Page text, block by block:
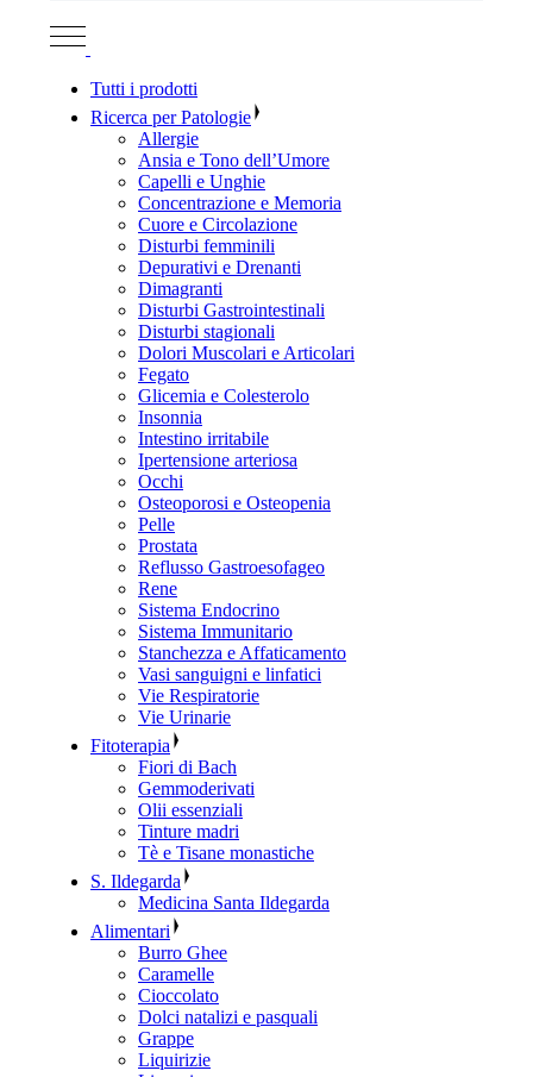
Tutti i prodotti
Ricerca per Patologie
Allergie
Ansia e Tono dell’Umore
Capelli e Unghie
Concentrazione e Memoria
Cuore e Circolazione
Disturbi femminili
Depurativi e Drenanti
Dimagranti
Disturbi Gastrointestinali
Disturbi stagionali
Dolori Muscolari e Articolari
Fegato
Glicemia e Colesterolo
Insonnia
Intestino irritabile
Ipertensione arteriosa
Occhi
Osteoporosi e Osteopenia
Pelle
Prostata
Reflusso Gastroesofageo
Rene
Sistema Endocrino
Sistema Immunitario
Stanchezza e Affaticamento
Vasi sanguigni e linfatici
Vie Respiratorie
Vie Urinarie
Fitoterapia
Fiori di Bach
Gemmoderivati
Olii essenziali
Tinture madri
Tè e Tisane monastiche
S. Ildegarda
Medicina Santa Ildegarda
Alimentari
Burro Ghee
Caramelle
Cioccolato
Dolci natalizi e pasquali
Grappe
Liquirizie